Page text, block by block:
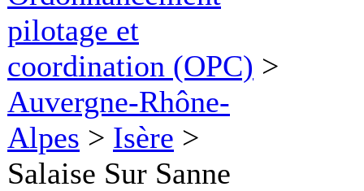
pilotage et
coordination (OPC) >
Auvergne-Rhône-
Alpes > Isère >
Salaise Sur Sanne